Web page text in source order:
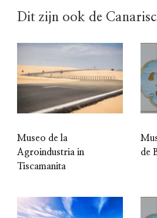
Dit zijn ook de
Museo de la
Agroindustria in
Tiscamanita
de